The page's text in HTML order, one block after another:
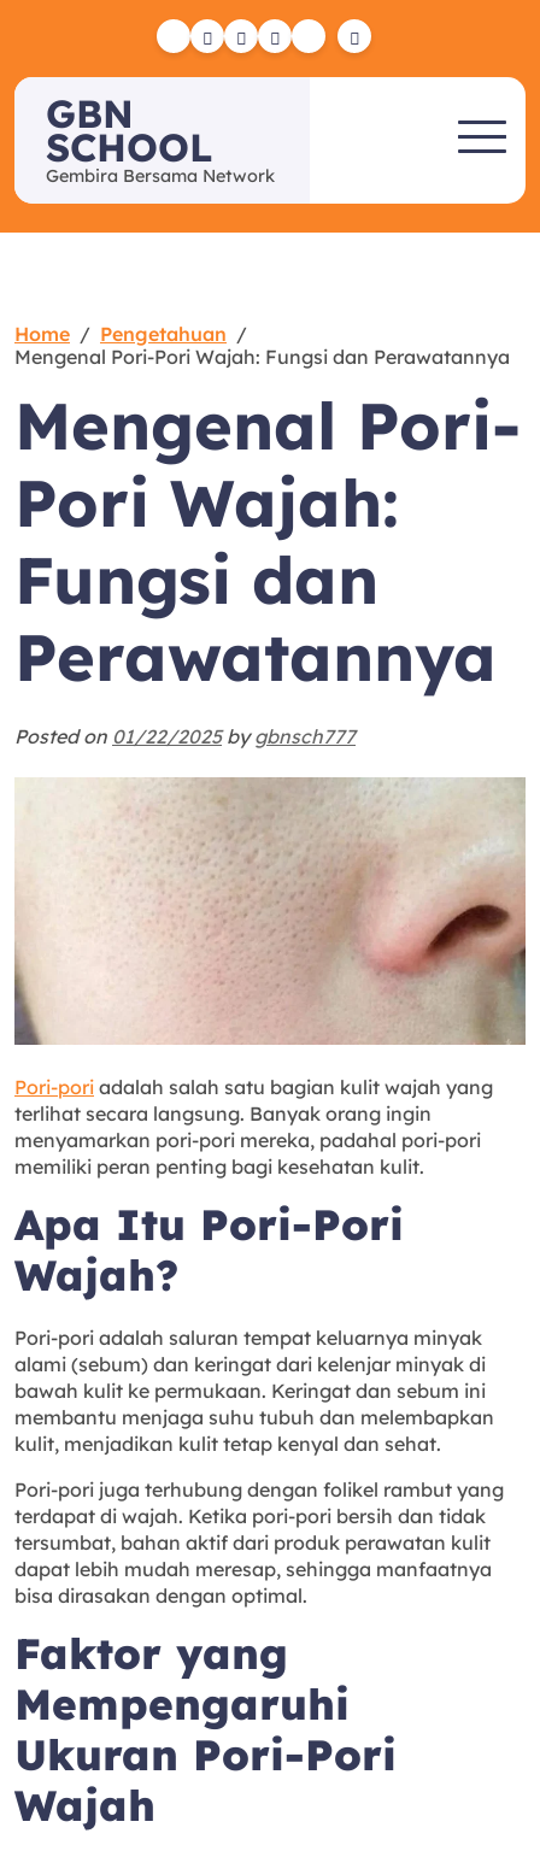
YelpFacebook
TwitterInstagram
Email
GBN
SCHOOL
Gembira Bersama Network
Home
Pengetahuan
Mengenal Pori-Pori Wajah: Fungsi dan Perawatannya
Mengenal Pori-
Pori Wajah:
Fungsi dan
Perawatannya
Posted on 01/22/2025bygbnsch777
Pori-pori adalah salah satu bagian kulit wajah yang
terlihat secara langsung. Banyak orang ingin
menyamarkan pori-pori mereka, padahal pori-pori
memiliki peran penting bagi kesehatan kulit.
Apa Itu Pori-Pori
Wajah?
Pori-pori adalah saluran tempat keluarnya minyak
alami (sebum) dan keringat dari kelenjar minyak di
bawah kulit ke permukaan. Keringat dan sebum ini
membantu menjaga suhu tubuh dan melembapkan
kulit, menjadikan kulit tetap kenyal dan sehat.
Pori-pori juga terhubung dengan folikel rambut yang
terdapat di wajah. Ketika pori-pori bersih dan tidak
tersumbat, bahan aktif dari produk perawatan kulit
dapat lebih mudah meresap, sehingga manfaatnya
bisa dirasakan dengan optimal.
Faktor yang
Mempengaruhi
Ukuran Pori-Pori
Wajah